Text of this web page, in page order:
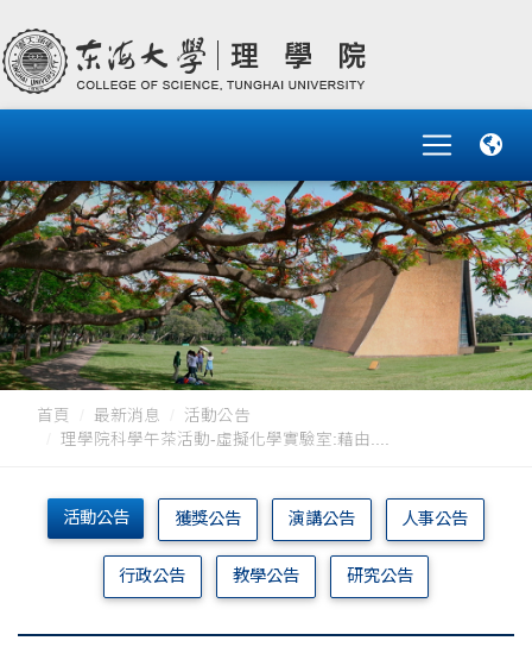
首頁 最新消息
活動公告
理學院科學午茶活動-虛擬化學實驗室:藉由....
活動公告 獲獎公告 演講公告 人事公告
行政公告 教學公告 研究公告